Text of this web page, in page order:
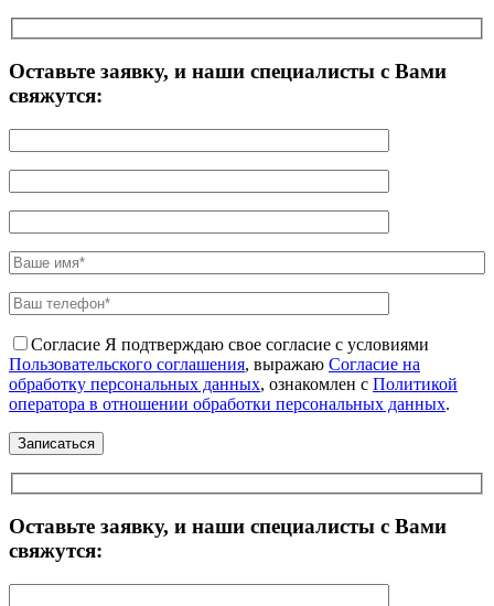
Оставьте заявку, и наши специалисты с Вами
свяжутся:
Согласие Я подтверждаю свое согласие с условиями
Пользовательского соглашения, выражаю Согласие на
обработку персональных данных, ознакомлен с Политикой
оператора в отношении обработки персональных данных.
Оставьте заявку, и наши специалисты с Вами
свяжутся: